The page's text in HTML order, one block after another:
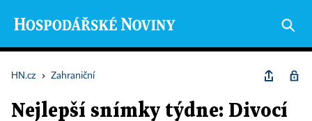
HN.cz › Zahraniční
Nejlepší snímky týdne: Divocí